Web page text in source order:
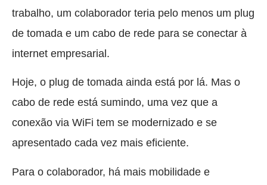
trabalho, um colaborador teria pelo menos um plug
de tomada e um cabo de rede para se conectar à
internet empresarial.
Hoje, o plug de tomada ainda está por lá. Mas o
cabo de rede está sumindo, uma vez que a
conexão via WiFi tem se modernizado e se
apresentado cada vez mais eficiente.
Para o colaborador, há mais mobilidade e